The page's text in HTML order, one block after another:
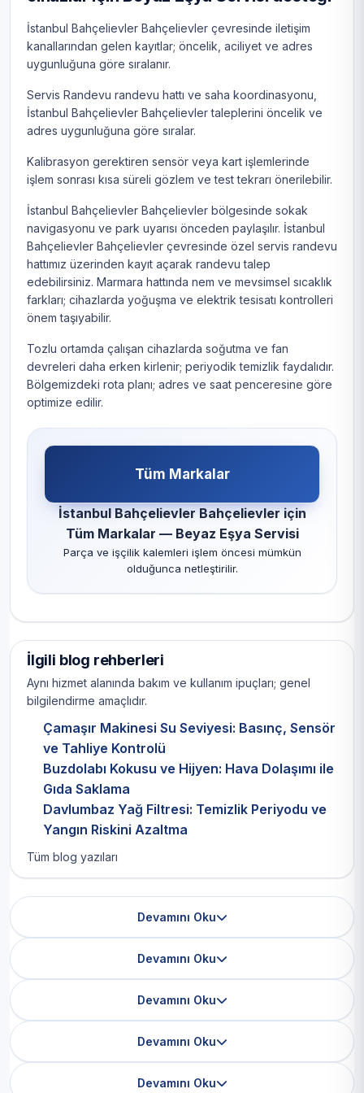
İstanbul Bahçelievler Bahçelievler çevresinde iletişim
kanallarından gelen kayıtlar; öncelik, aciliyet ve adres
uygunluğuna göre sıralanır.
Servis Randevu randevu hattı ve saha koordinasyonu,
İstanbul Bahçelievler Bahçelievler taleplerini öncelik ve
adres uygunluğuna göre sıralar.
Kalibrasyon gerektiren sensör veya kart işlemlerinde
işlem sonrası kısa süreli gözlem ve test tekrarı önerilebilir.
İstanbul Bahçelievler Bahçelievler bölgesinde sokak
navigasyonu ve park uyarısı önceden paylaşılır. İstanbul
Bahçelievler Bahçelievler çevresinde özel servis randevu
hattımız üzerinden kayıt açarak randevu talep
edebilirsiniz. Marmara hattında nem ve mevsimsel sıcaklık
farkları; cihazlarda yoğuşma ve elektrik tesisatı kontrolleri
önem taşıyabilir.
Tozlu ortamda çalışan cihazlarda soğutma ve fan
devreleri daha erken kirlenir; periyodik temizlik faydalıdır.
Bölgemizdeki rota planı; adres ve saat penceresine göre
optimize edilir.
Tüm Markalar
İstanbul Bahçelievler Bahçelievler için
Tüm Markalar — Beyaz Eşya Servisi
Parça ve işçilik kalemleri işlem öncesi mümkün
olduğunca netleştirilir.
İlgili blog rehberleri
Aynı hizmet alanında bakım ve kullanım ipuçları; genel
bilgilendirme amaçlıdır.
Çamaşır Makinesi Su Seviyesi: Basınç, Sensör
ve Tahliye Kontrolü
Buzdolabı Kokusu ve Hijyen: Hava Dolaşımı ile
Gıda Saklama
Davlumbaz Yağ Filtresi: Temizlik Periyodu ve
Yangın Riskini Azaltma
Tüm blog yazıları
Devamını Oku
Devamını Oku
Devamını Oku
Devamını Oku
Devamını Oku